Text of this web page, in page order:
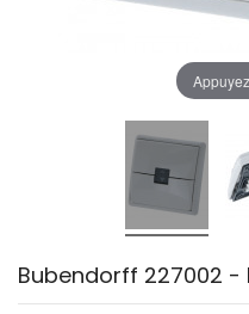
Bubendorff 227002 -